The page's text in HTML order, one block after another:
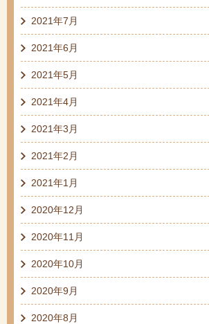
2021年7月
2021年6月
2021年5月
2021年4月
2021年3月
2021年2月
2021年1月
2020年12月
2020年11月
2020年10月
2020年9月
2020年8月